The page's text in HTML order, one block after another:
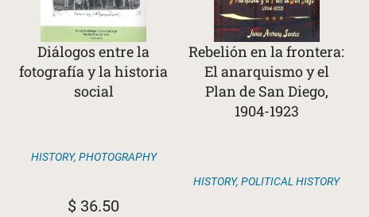
Diálogos entre la
fotografía y la historia
social
HISTORY, PHOTOGRAPHY
$ 36.50
Rebelión en la frontera:
El anarquismo y el
Plan de San Diego,
1904-1923
HISTORY,POLITICAL HISTORY